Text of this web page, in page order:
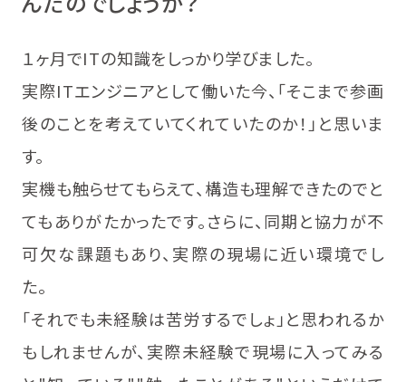
１ヶ月でITの知識をしっかり学びました。
実際ITエンジニアとして働いた今、「そこまで参画
後のことを考えていてくれていたのか！」と思いま
す。
実機も触らせてもらえて、構造も理解できたのでと
てもありがたかったです。さらに、同期と協力が不
可欠な課題もあり、実際の現場に近い環境でし
た。
「それでも未経験は苦労するでしょ」と思われるか
もしれませんが、実際未経験で現場に入ってみる